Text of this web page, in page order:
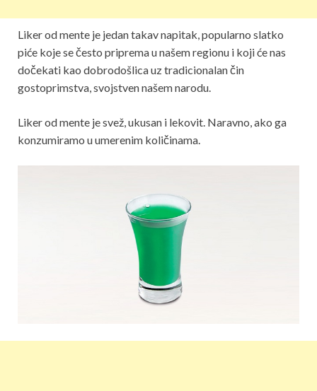
Liker od mente je jedan takav napitak, popularno slatko
piće koje se često priprema u našem regionu i koji će nas
dočekati kao dobrodošlica uz tradicionalan čin
gostoprimstva, svojstven našem narodu.
Liker od mente je svež, ukusan i lekovit. Naravno, ako ga
konzumiramo u umerenim količinama.